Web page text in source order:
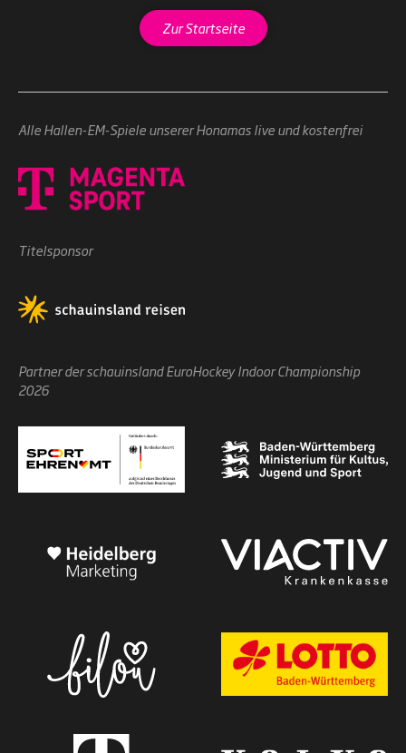
Zur Startseite
Alle Hallen-EM-Spiele unserer Honamas live und kostenfrei
Titelsponsor
Partner der schauinsland EuroHockey Indoor Championship
2026